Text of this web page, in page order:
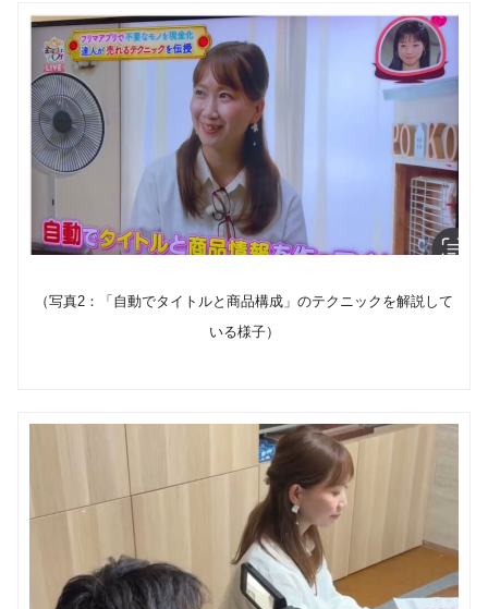
（写真2：「自動でタイトルと商品構成」のテクニックを解説して
いる様子）